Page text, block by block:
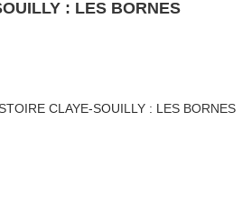
: LES BORNES